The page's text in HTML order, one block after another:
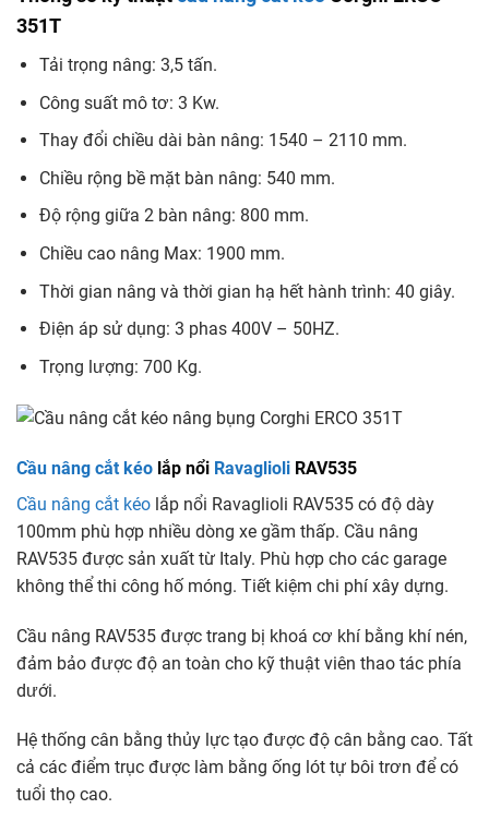
351T
Tải trọng nâng: 3,5 tấn.
Công suất mô tơ: 3 Kw.
Thay đổi chiều dài bàn nâng: 1540 – 2110 mm.
Chiều rộng bề mặt bàn nâng: 540 mm.
Độ rộng giữa 2 bàn nâng: 800 mm.
Chiều cao nâng Max: 1900 mm.
Thời gian nâng và thời gian hạ hết hành trình: 40 giây.
Điện áp sử dụng: 3 phas 400V – 50HZ.
Trọng lượng: 700 Kg.
Cầu nâng cắt kéo lắp nổi Ravaglioli RAV535
Cầu nâng cắt kéo lắp nổi Ravaglioli RAV535 có độ dày
100mm phù hợp nhiều dòng xe gầm thấp. Cầu nâng
RAV535 được sản xuất từ Italy. Phù hợp cho các garage
không thể thi công hố móng. Tiết kiệm chi phí xây dựng.
Cầu nâng RAV535 được trang bị khoá cơ khí bằng khí nén,
đảm bảo được độ an toàn cho kỹ thuật viên thao tác phía
dưới.
Hệ thống cân bằng thủy lực tạo được độ cân bằng cao. Tất
cả các điểm trục được làm bằng ống lót tự bôi trơn để có
tuổi thọ cao.